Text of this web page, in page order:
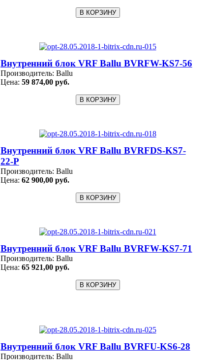
Внутренний блок VRF Ballu BVRFW-KS7-56
Производитель: Ballu
Цена: 59 874,00 руб.
Внутренний блок VRF Ballu BVRFDS-KS7-
22-P
Производитель: Ballu
Цена: 62 900,00 руб.
Внутренний блок VRF Ballu BVRFW-KS7-71
Производитель: Ballu
Цена: 65 921,00 руб.
Внутренний блок VRF Ballu BVRFU-KS6-28
Производитель: Ballu